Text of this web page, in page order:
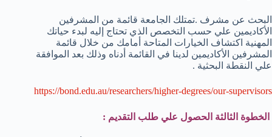
البحث عن مشرف .تمتلك الجامعة قائمة من المشرفين
الأكاديمين علي حسب التخصص الذي تحتاج إليه لبدء حياتك
المهنية اكتشاف الخيارات المتاحة أمامك من خلال قائمة
المشرفين الأكاديمين لدينا في القائمة أدناه وذلك بعد الموافقة
علي النقطة البحثية .
https://bond.edu.au/researchers/higher-degrees/our-supervisors
الخطوة الثالثة الحصول علي طلب التقديم :